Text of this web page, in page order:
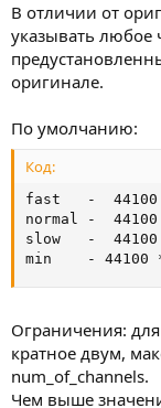
н
и
я
В отличии от
указывать любое
оригинале.
По умолчанию:
Код:
fast   -  44100
normal -
slow   -  44100
min    - 44100 *
Ограничения:
кратное двум,
num_of_channels.
Чем выше